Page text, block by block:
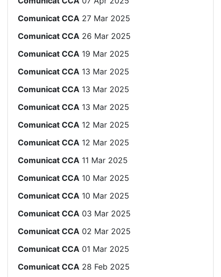
Comunicat CCA 27 Mar 2025
Comunicat CCA 26 Mar 2025
Comunicat CCA 19 Mar 2025
Comunicat CCA 13 Mar 2025
Comunicat CCA 13 Mar 2025
Comunicat CCA 13 Mar 2025
Comunicat CCA 12 Mar 2025
Comunicat CCA 12 Mar 2025
Comunicat CCA 11 Mar 2025
Comunicat CCA 10 Mar 2025
Comunicat CCA 10 Mar 2025
Comunicat CCA 03 Mar 2025
Comunicat CCA 02 Mar 2025
Comunicat CCA 01 Mar 2025
Comunicat CCA 28 Feb 2025